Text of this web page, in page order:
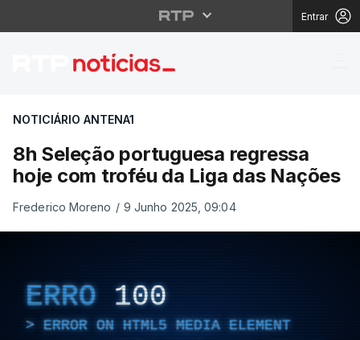
Entrar
8h Seleção
NOTICIÁRIO ANTENA1
8h Seleção portuguesa regressa
hoje com troféu da Liga das Nações
Frederico Moreno / 9 Junho 2025, 09:04
ERRO 100
ERROR ON HTML5 MEDIA ELEMENT